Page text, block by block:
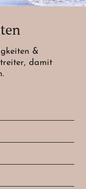
&
damit